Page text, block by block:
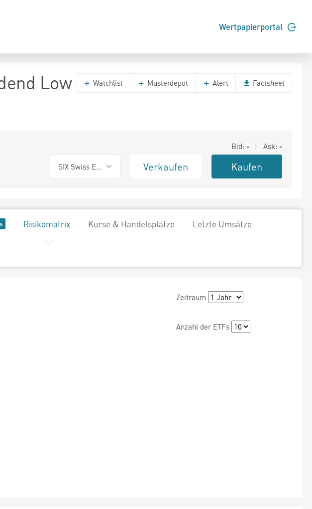
Wertpapierportal
Low Watchlist Musterdepot Alert Factsheet
Bid: - | Ask: -
SIX Swiss Exchange Verkaufen Kaufen
Risikomatrix Kurse & Handelsplätze Letzte Umsätze
Zeitraum
Anzahl der ETFs